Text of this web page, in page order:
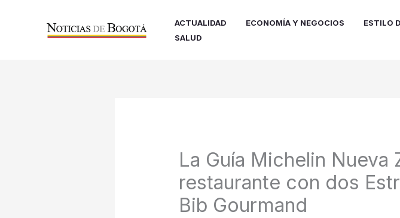
ACTUALIDAD ECONOMÍA Y NEGOCIOS ESTILO
SALUD
La Guía Michelin Nueva
restaurante con dos
Bib Gourmand